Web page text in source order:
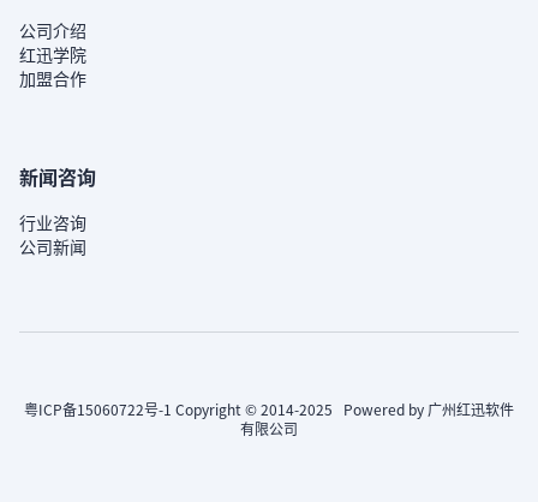
公司介绍
红迅学院
加盟合作
新闻咨询
行业咨询
公司新闻
粤ICP备15060722号-1 Copyright © 2014-2025 Powered by 广州红迅软件
有限公司